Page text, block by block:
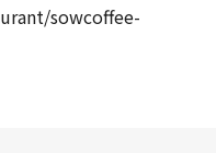
sowcoffee-